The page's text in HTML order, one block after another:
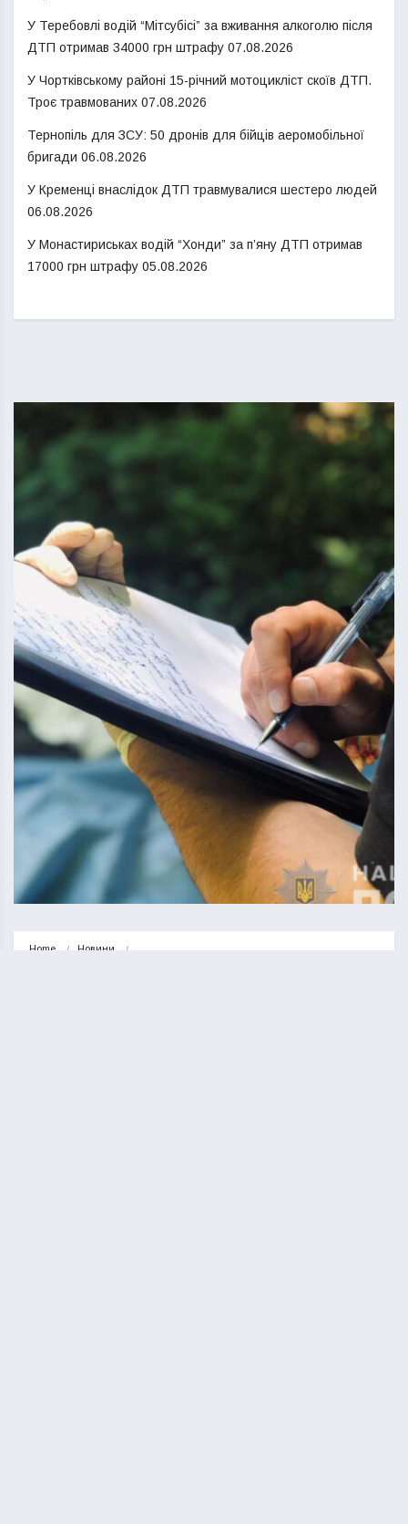
У Теребовлі водій “Мітсубісі” за вживання алкоголю після
ДТП отримав 34000 грн штрафу 07.08.2026
У Чортківському районі 15-річний мотоцикліст скоїв ДТП.
Троє травмованих 07.08.2026
Тернопіль для ЗСУ: 50 дронів для бійців аеромобільної
бригади 06.08.2026
У Кременці внаслідок ДТП травмувалися шестеро людей
06.08.2026
У Монастириськах водій “Хонди” за п’яну ДТП отримав
17000 грн штрафу 05.08.2026
Home Новини